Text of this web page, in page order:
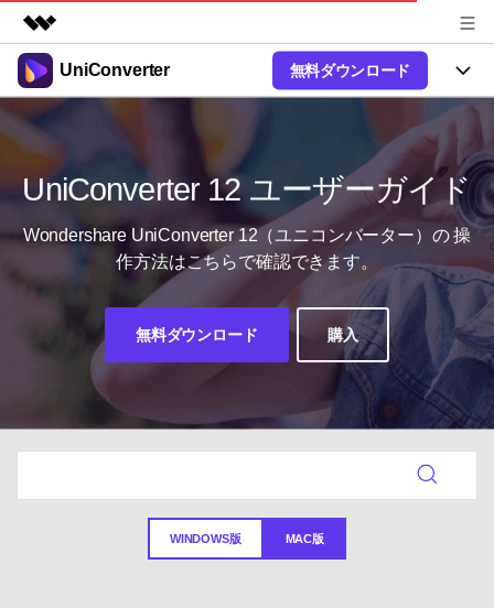
製品
AIGCサービス
ユーティリティ
法人・教育・パートナー
概要
ソリューション
企業情報
プラン＆価格
UniConverter 無料ダウンロード
製品
UniConverter-動画変換ソフト
UniConverter Windows版
UniConverter Mac版
機能
音声をテキストに
音声ファイルや動画ファイルを正
確かつ便利にテキストに変換
動画変換
様々なデバイス用に高速変換
Hot
オンラインツール
オンライン動画圧縮ツール
動画・画像の無料圧縮
New
オンライン動画変換ツール
動画・音声・画像の無料変換
Ver17へアップグレード
使い方&コツ
操作ガイド
特集ページ
サポート
サポートセンター
UniConverter 12 ユーザーガイド
Wondershare UniConverter 12（ユニコンバーター）の操
作方法はこちらで確認できます。
無料ダウンロード 購入
WINDOWS版 MAC版